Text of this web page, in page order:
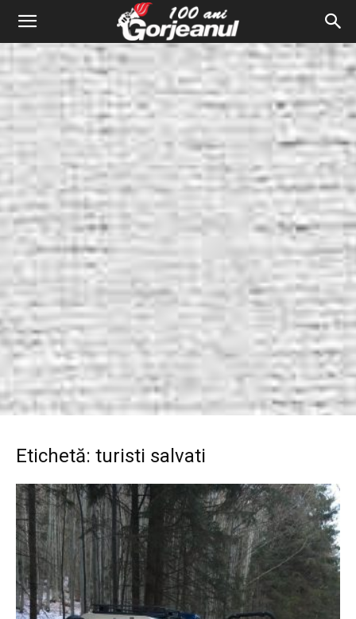
Etichetă: turisti salvati